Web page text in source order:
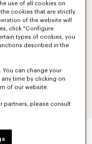
use of all cookies on
cookies that are strictly
of the website will
click "Configure
types of cookies, you
described in the
You can change your
time by clicking on
of our website.
partners, please consult